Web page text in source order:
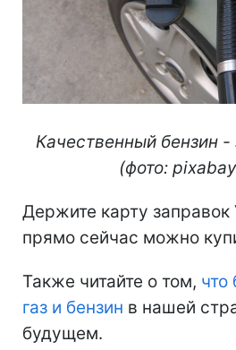
Качественный бензин -
(фото:
Держите карту заправок
прямо сейчас можно
Также читайте о том, что
газ и бензин в нашей
будущем.